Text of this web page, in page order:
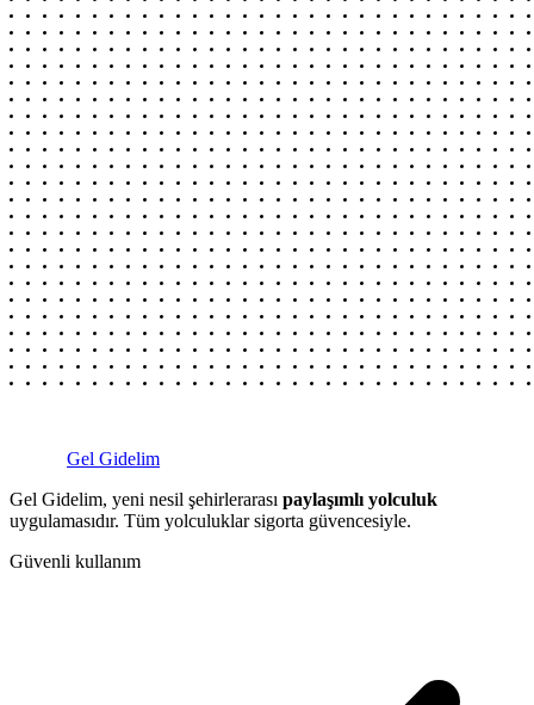
Gel Gidelim
Gel Gidelim, yeni nesil şehirlerarası paylaşımlı yolculuk
uygulamasıdır. Tüm yolculuklar sigorta güvencesiyle.
Güvenli kullanım